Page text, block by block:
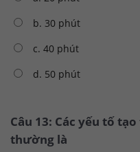
b. 30 phút
c. 40 phút
d. 50 phút
Câu 13: Các yếu tố
thường là